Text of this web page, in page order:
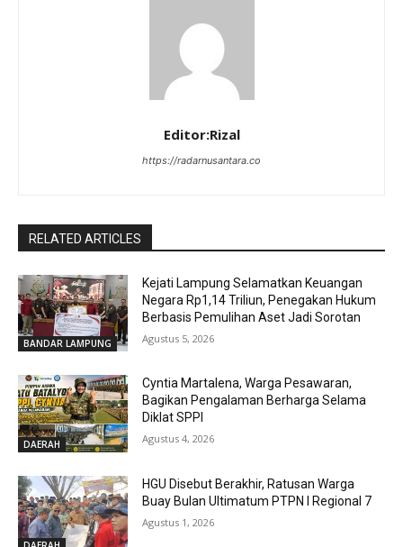
Editor:Rizal
https://radarnusantara.co
RELATED ARTICLES
BANDAR LAMPUNG
Kejati Lampung Selamatkan Keuangan
Negara Rp1,14 Triliun, Penegakan Hukum
Berbasis Pemulihan Aset Jadi Sorotan
Agustus 5, 2026
DAERAH
Cyntia Martalena, Warga Pesawaran,
Bagikan Pengalaman Berharga Selama
Diklat SPPI
Agustus 4, 2026
HGU Disebut Berakhir, Ratusan Warga
Buay Bulan Ultimatum PTPN I Regional 7
Agustus 1, 2026